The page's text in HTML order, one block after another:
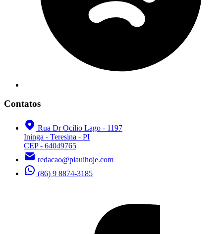
Contatos
Rua Dr Ocilio Lago - 1197
Ininga - Teresina - PI
CEP - 64049765
redacao@piauihoje.com
(86) 9 8874-3185